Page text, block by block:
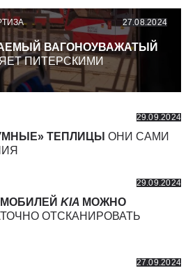
27.08.2024
ВАГОНОУВАЖАТЫЙ
ПИТЕРСКИМИ
29.09.2024
ТЕПЛИЦЫ ОНИ САМИ
29.09.2024
KIA МОЖНО
ОТСКАНИРОВАТЬ
27.09.2024